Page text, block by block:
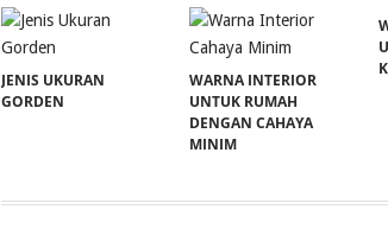
JENIS UKURAN
GORDEN
WARNA INTERIOR
UNTUK RUMAH
DENGAN CAHAYA
MINIM